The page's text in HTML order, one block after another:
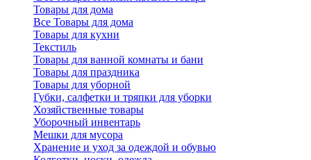
Товары для дома
Все Товары для дома
Товары для кухни
Текстиль
Товары для ванной комнаты и бани
Товары для праздника
Товары для уборной
Губки, салфетки и тряпки для уборки
Хозяйственные товары
Уборочный инвентарь
Мешки для мусора
Хранение и уход за одеждой и обувью